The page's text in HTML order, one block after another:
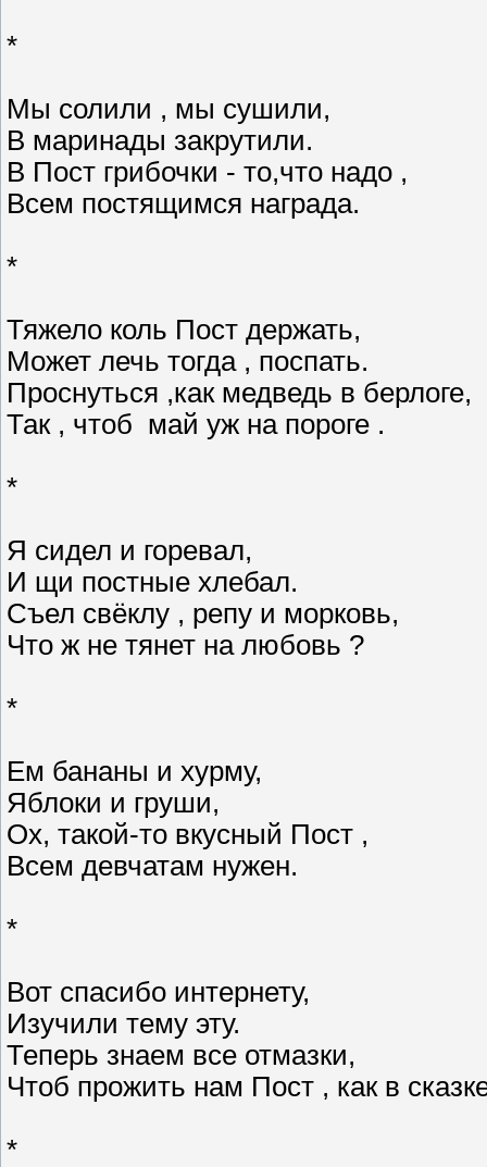
*
Мы солили , мы сушили,
В маринады закрутили.
В Пост грибочки - то,что надо ,
Всем постящимся награда.
*
Тяжело коль Пост держать,
Может лечь тогда , поспать.
Проснуться ,как медведь в берлоге,
Так , чтоб май уж на пороге .
*
Я сидел и горевал,
И щи постные хлебал.
Съел свёклу , репу и морковь,
Что ж не тянет на любовь ?
*
Ем бананы и хурму,
Яблоки и груши,
Ох, такой-то вкусный Пост ,
Всем девчатам нужен.
*
Вот спасибо интернету,
Изучили тему эту.
Теперь знаем все отмазки,
Чтоб прожить нам Пост , как в
*